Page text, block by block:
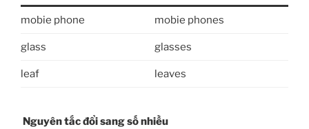
mobie phone mobie phones
glass glasses
leaf leaves
Nguyên tắc đổi sang số nhiều